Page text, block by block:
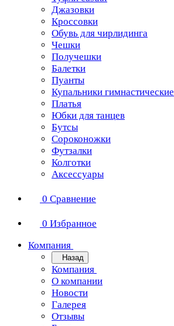
Джазовки
Кроссовки
Обувь для чирлидинга
Чешки
Получешки
Балетки
Пуанты
Купальники гимнастические
Платья
Юбки для танцев
Бутсы
Сороконожки
Футзалки
Колготки
Аксессуары
0 Сравнение
0 Избранное
Компания
Назад
Компания
О компании
Новости
Галерея
Отзывы